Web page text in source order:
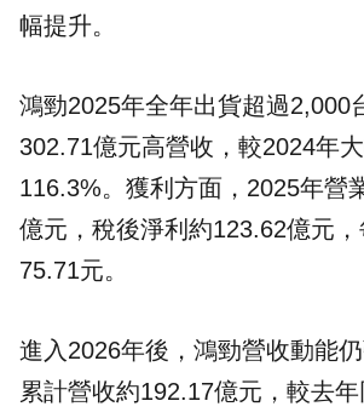
幅提升。
鴻勁2025年全年出貨超過2,000
302.71億元高營收，較2024年
116.3%。獲利方面，2025年營
億元，稅後淨利約123.62億元
75.71元。
進入2026年後，鴻勁營收動能
累計營收約192.17億元，較去